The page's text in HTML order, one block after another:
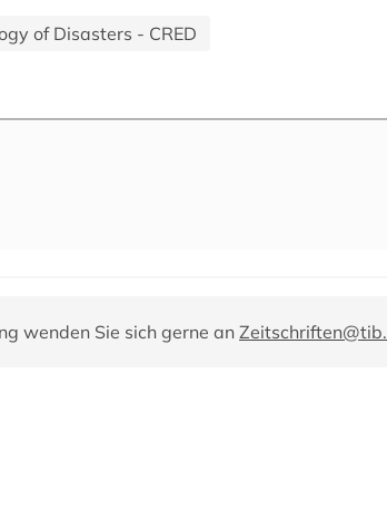
of Disasters - CRED
wenden Sie sich gerne an